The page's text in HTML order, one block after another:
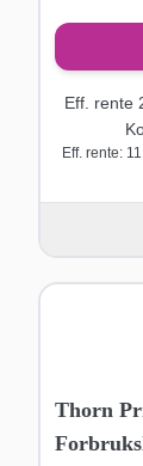
Eff. rente
Eff. rente:
Thorn